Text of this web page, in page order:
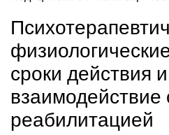
сроки действия и
взаимодействие
реабилитацией